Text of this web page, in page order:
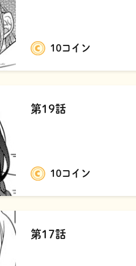
10コイン
第19話
10コイン
第17話